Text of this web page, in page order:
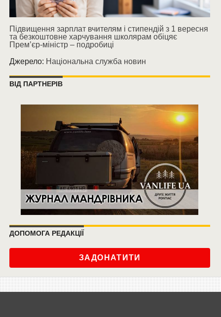
Підвищення зарплат вчителям і стипендій з 1 вересня
та безкоштовне харчування школярам обіцяє
Прем’єр-міністр – подробиці
Джерело: Національна служба новин
ВІД ПАРТНЕРІВ
ДОПОМОГА РЕДАКЦІЇ
ЗАДОНАТИТИ